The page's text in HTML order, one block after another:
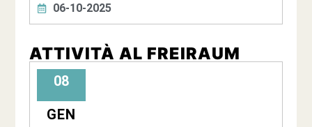
06-10-2025
ATTIVITÀ AL FREIRAUM
08
GEN